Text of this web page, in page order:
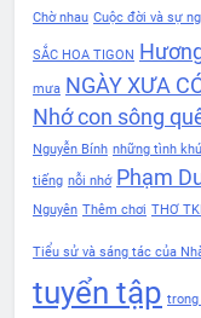
Chờ nhau Cuộc đời và sự
SẮC HOA TIGON
mưa NGÀY XƯA
Nhớ con sông
Nguyễn Bính những tình
tiếng nỗi nhớ Phạm
Nguyên Thêm chơi THƠ
Tiểu sử và sáng tác của
tuyển tập trong